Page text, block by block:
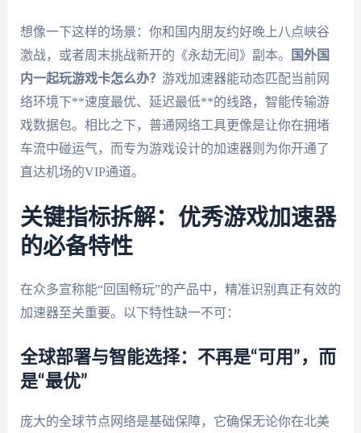
想像一下这样的场景：你和国内朋友约好晚上八点峡谷
激战，或者周末挑战新开的《永劫无间》副本。
国外国
内一起玩游戏卡怎么办？ 游戏加速器能动态匹配当前网
络环境下**速度最优、延迟最低**的线路，智能传输游
戏数据包。相比之下，普通网络工具更像是让你在拥堵
车流中碰运气，而专为游戏设计的加速器则为你开通了
直达机场的VIP通道。
关键指标拆解：优秀游戏加速器
的必备特性
在众多宣称能“回国畅玩”的产品中，精准识别真正有效的
加速器至关重要。以下特性缺一不可：
全球部署与智能选择：不再是“可用”，而
是“最优”
庞大的全球节点网络是基础保障，它确保无论你在北美